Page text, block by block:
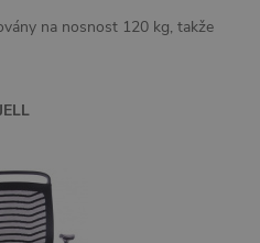
na nosnost 120 kg, takže